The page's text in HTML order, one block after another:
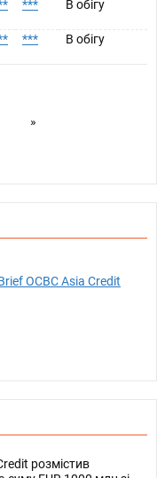
*** В обігу
*** В обігу
»
OCBC Asia Credit
розмістив